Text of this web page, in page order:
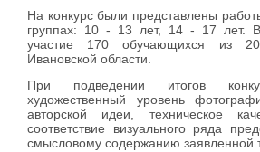
На конкурс были представлены
группах: 10 - 13 лет, 14 - 17 лет. В
участие 170 обучающихся из 20
Ивановской области.
При подведении итогов
художественный уровень
авторской идеи, техническое
соответствие визуального ряда
смысловому содержанию заявленной